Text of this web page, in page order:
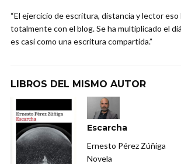
“El ejercicio de escritura, distancia y lector eso
totalmente con el blog. Se ha multiplicado el
es casi como una escritura compartida.”
LIBROS DEL MISMO AUTOR
Escarcha
Ernesto Pérez Zúñiga
Novela